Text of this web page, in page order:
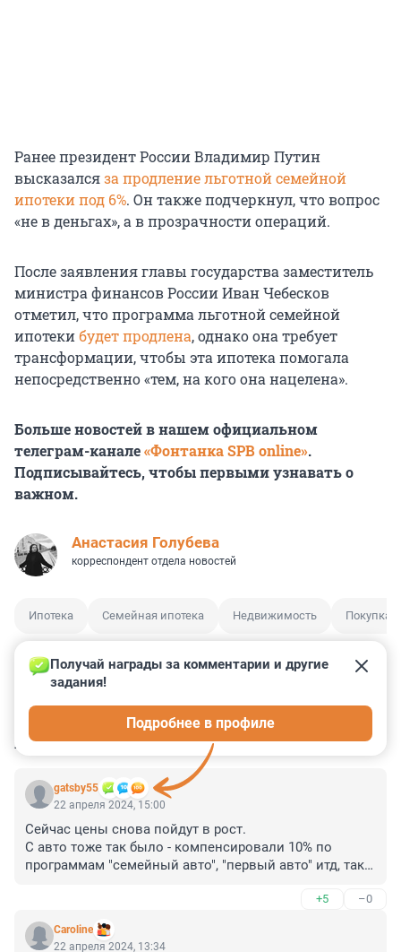
Ранее президент России Владимир Путин
высказалсяза продление льготной семейной
ипотеки под 6%. Он также подчеркнул, что вопрос
«не в деньгах», а в прозрачности операций.
После заявления главы государства заместитель
министра финансов России Иван Чебесков
отметил, что программа льготной семейной
ипотекибудет продлена, однако она требует
трансформации, чтобы эта ипотека помогала
непосредственно «тем, на кого она нацелена».
Больше новостей в нашем официальном
телеграм-канале«Фонтанка SPB online».
Подписывайтесь, чтобы первыми узнавать о
важном.
Анастасия Голубева
корреспондент отдела новостей
Ипотека Семейная ипотека Недвижимость Покупка
КОММЕНТАРИИ 3
gatsby55
Получай награды за комментарии и другие
задания!
Подробнее в профиле
22 апреля 2024, 15:00
Сейчас цены снова пойдут в рост.
С авто тоже так было - компенсировали 10% по
программам "семейный авто", "первый авто" итд, так
+5 –0
Caroline
22 апреля 2024, 13:34